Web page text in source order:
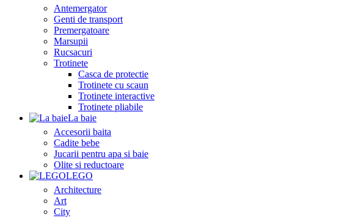
Antemergator
Genti de transport
Premergatoare
Marsupii
Rucsacuri
Trotinete
Casca de protectie
Trotinete cu scaun
Trotinete interactive
Trotinete pliabile
La baie
Accesorii baita
Cadite bebe
Jucarii pentru apa si baie
Olite si reductoare
LEGO
Architecture
Art
City